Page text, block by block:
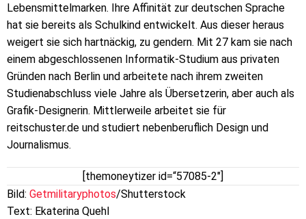
Lebensmittelmarken. Ihre Affinität zur deutschen Sprache
hat sie bereits als Schulkind entwickelt. Aus dieser heraus
weigert sie sich hartnäckig, zu gendern. Mit 27 kam sie nach
einem abgeschlossenen Informatik-Studium aus privaten
Gründen nach Berlin und arbeitete nach ihrem zweiten
Studienabschluss viele Jahre als Übersetzerin, aber auch als
Grafik-Designerin. Mittlerweile arbeitet sie für
reitschuster.de und studiert nebenberuflich Design und
Journalismus.
[themoneytizer id=“57085-2″]
Bild: Getmilitaryphotos/Shutterstock
Text: Ekaterina Quehl